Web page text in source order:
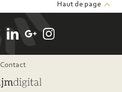
Haut de page
Contact